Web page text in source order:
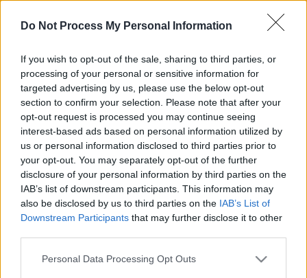
Do Not Process My Personal Information
If you wish to opt-out of the sale, sharing to third parties, or
processing of your personal or sensitive information for
targeted advertising by us, please use the below opt-out
section to confirm your selection. Please note that after your
opt-out request is processed you may continue seeing
interest-based ads based on personal information utilized by
us or personal information disclosed to third parties prior to
your opt-out. You may separately opt-out of the further
disclosure of your personal information by third parties on the
IAB’s list of downstream participants. This information may
also be disclosed by us to third parties on the IAB’s List of
Downstream Participants that may further disclose it to other
Please note that this website/app uses one or more Google
Personal Data Processing Opt Outs
ποδοσφαίρου...